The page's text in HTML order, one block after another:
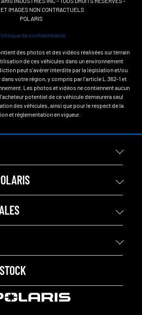
IMAGES NON CONTRACTUELS
POLARIS
de confidentialité
des photos et des vidéos réalisées sur terrain
de ces véhicules dans un environnement
peut s'avérer interdite par la législation et/ou
votre région, y compris par l'article L.362-1 et
Les photos et vidéos ne contiennent aucun
potentiel de ce véhicule demeurera seul
des véhicules, ainsi que pour le respect de la
et réglementation en vigueur.